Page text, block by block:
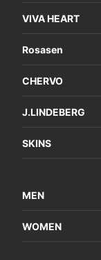
VIVA HEART
Rosasen
CHERVO
J.LINDEBERG
SKINS
MEN
WOMEN